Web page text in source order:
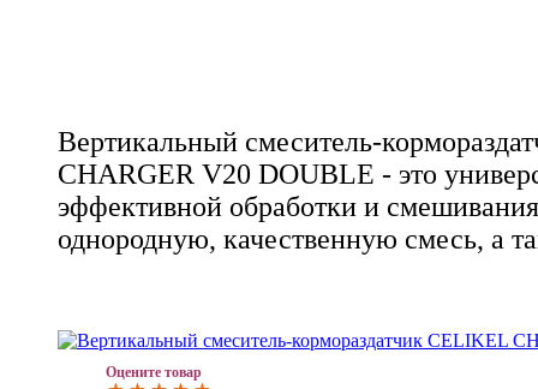
Вертикальный смеситель-
CHARGER V20 DOUBLE - это
эффективной обработки и
однородную, качественную смесь, а
Оцените товар